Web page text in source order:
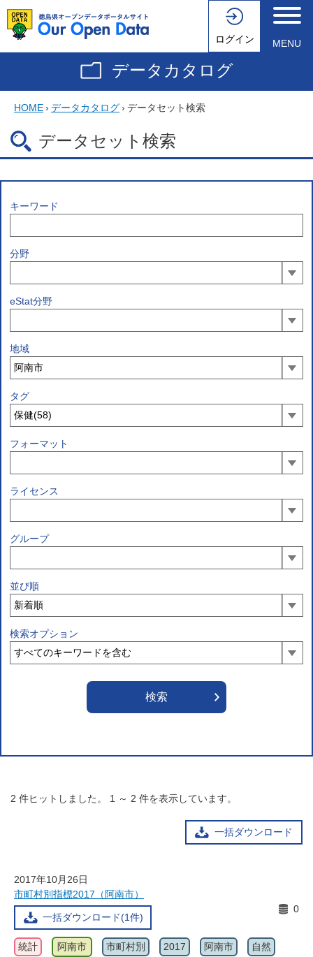
ログイン MENU
データカタログ
HOME› データカタログ› データセット検索
データセット検索
キーワード
分野
eStat分野
地域
タグ
フォーマット
ライセンス
グループ
並び順
検索オプション
2 件ヒットしました。 1 ～ 2 件を表示しています。
一括ダウンロード
2017年10月26日
市町村別指標2017（阿南市）
一括ダウンロード(1件)
0
統計 阿南市 市町村別 2017 阿南市 自然